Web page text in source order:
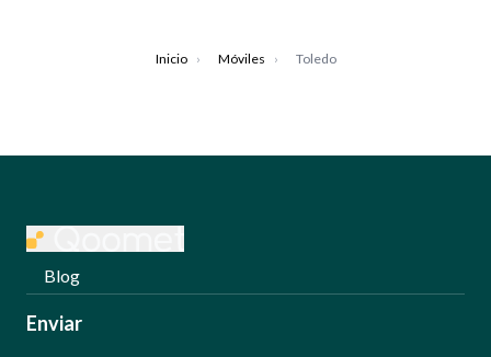
Inicio › Móviles › Toledo
Blog
Enviar